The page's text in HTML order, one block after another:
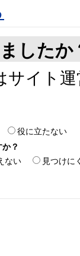
したか
サイト
役に立たない
？
ない 見つけに